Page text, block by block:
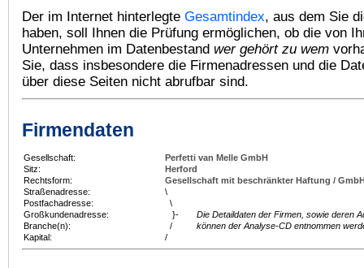
Der im Internet hinterlegte Gesamtindex, aus dem Sie
haben, soll Ihnen die Prüfung ermöglichen, ob die von
Unternehmen im Datenbestand wer gehört zu wem
Sie, dass insbesondere die Firmenadressen und die
über diese Seiten nicht abrufbar sind.
Firmendaten
Gesellschaft:
Perfetti van Melle GmbH
Sitz:
Herford
Rechtsform:
Gesellschaft mit beschränkter Haftung /
Straßenadresse:
\
Postfachadresse:
\
Großkundenadresse:
}-
Die Detaildaten der Firmen, sowie deren
Branche(n):
/
können der Analyse-CD entnommen
Kapital:
/